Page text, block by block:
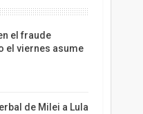
el fraude
el viernes asume
de Milei a Lula